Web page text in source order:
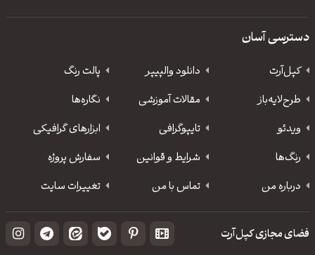
دسترسی آسان
کپل‌آرت دانلود‌ والپیپر
پالت رنگ
طرح‌لایه‌باز
مقالات آموزشی
نگاره‌ها
ویدئو
‌تایپوگرافی
ابزارهای گرافیکی
رنگ‌ها
شرایط و قوانین
سفارش پروژه
درباره من
تماس با من تغییرات سایت
فضای مجازی کپل‌آرت